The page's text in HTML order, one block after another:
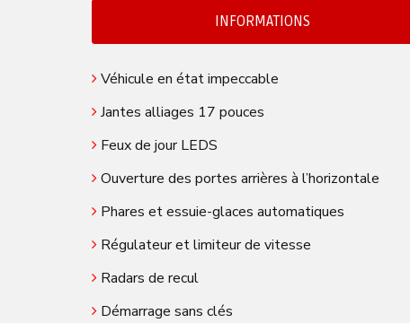
INFORMATIONS
Véhicule en état impeccable
Jantes alliages 17 pouces
Feux de jour LEDS
Ouverture des portes arrières à l’horizontale
Phares et essuie-glaces automatiques
Régulateur et limiteur de vitesse
Radars de recul
Démarrage sans clés